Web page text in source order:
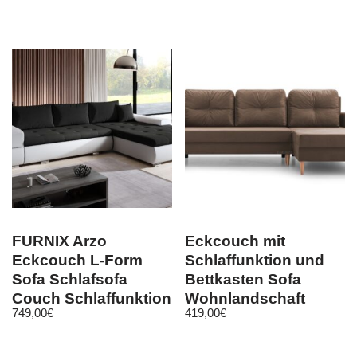
FURNIX Arzo
Eckcouch L-Form
Sofa Schlafsofa
Couch Schlaffunktion
MA 120 + OR 100
749,00€
Eckcouch mit
Schlaffunktion und
Bettkasten Sofa
Wohnlandschaft
Couch Carl Braun
419,00€